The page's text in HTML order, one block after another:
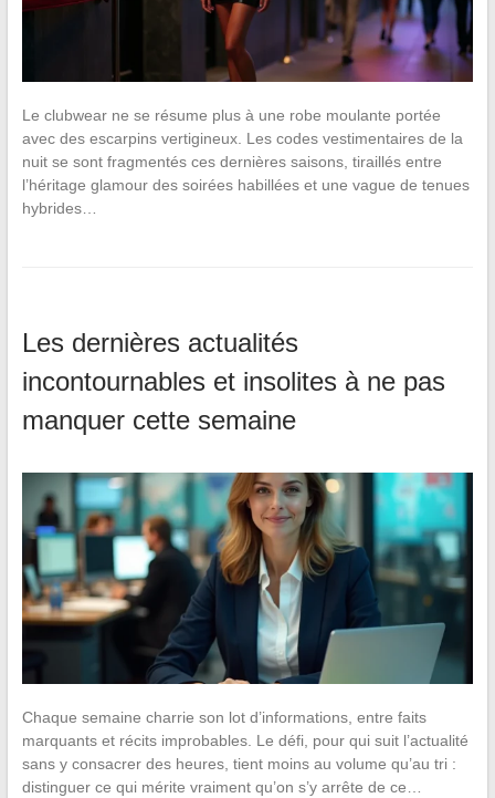
Le clubwear ne se résume plus à une robe moulante portée
avec des escarpins vertigineux. Les codes vestimentaires de la
nuit se sont fragmentés ces dernières saisons, tiraillés entre
l’héritage glamour des soirées habillées et une vague de tenues
hybrides…
Les dernières actualités
incontournables et insolites à ne pas
manquer cette semaine
Chaque semaine charrie son lot d’informations, entre faits
marquants et récits improbables. Le défi, pour qui suit l’actualité
sans y consacrer des heures, tient moins au volume qu’au tri :
distinguer ce qui mérite vraiment qu’on s’y arrête de ce…